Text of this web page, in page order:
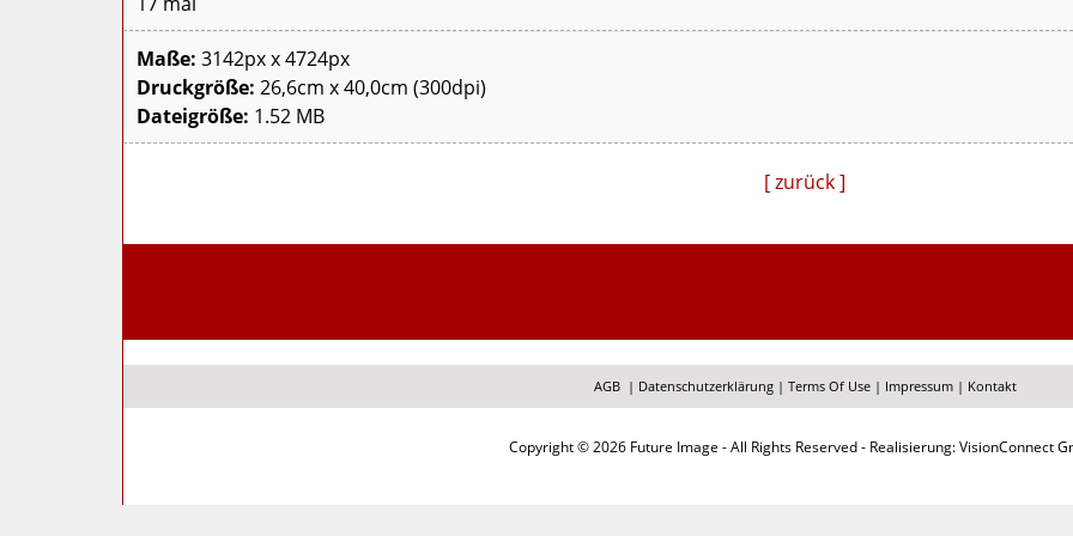
Maße: 3142px x 4724px
Druckgröße: 26,6cm x 40,0cm (300dpi)
Dateigröße: 1.52 MB
[ zurück ]
AGB | Datenschutzerklärung| Terms Of Use| Impressum| Kontakt
Copyright © 2026 Future Image - All Rights Reserved - Realisierung: VisionConnect